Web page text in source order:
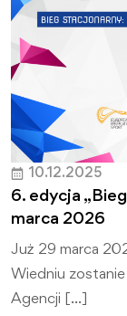
10.12.2025
6. edycja
marca 2026
Już 29 marca
Wiedniu
Agencji […]